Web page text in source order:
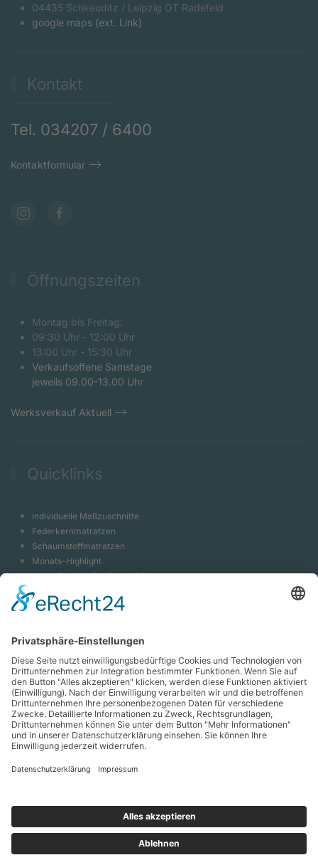
04435 Schkeuditz / Leipzig OT Radefeld
google maps (ext. Link)
Kontakt
Tel. 034207 / 6400
Kontaktformular
Öffnungszeiten
Montag bis Freitag:
09:30 Uhr - 12:00 Uhr
13:00 Uhr - 15:30 Uhr
Verkaufsoffene Samstage
jeweils 09.00-13.00 Uhr
Werksverkauf Aktuell
Quicklinks
individuelle Maßzuschnitte
Federkernmatratzen
Schaumstoffmatratzen
Monats-Highlight
neues Produkt EvoPore HRC
Massivholzbett Shiva
Luxeriöses Hotelbett
Caravanpolster Camping
Boxspringbett - Systeme
Polsterbett - Systeme
Bettzubehör
Datenschutz